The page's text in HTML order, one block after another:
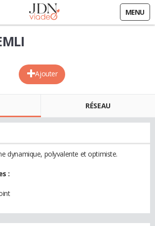
MENU
Ajouter
RÉSEAU
dynamique, polyvalente et optimiste.
: